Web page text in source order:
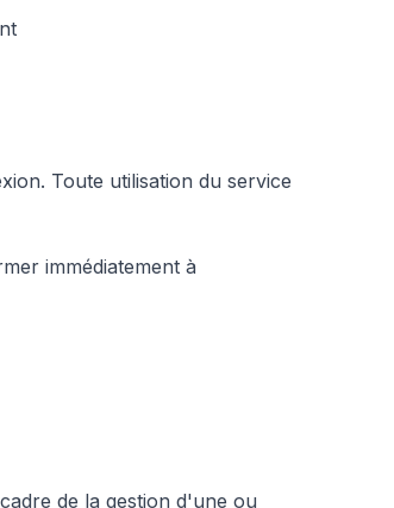
Toute utilisation du service
immédiatement à
de la gestion d'une ou